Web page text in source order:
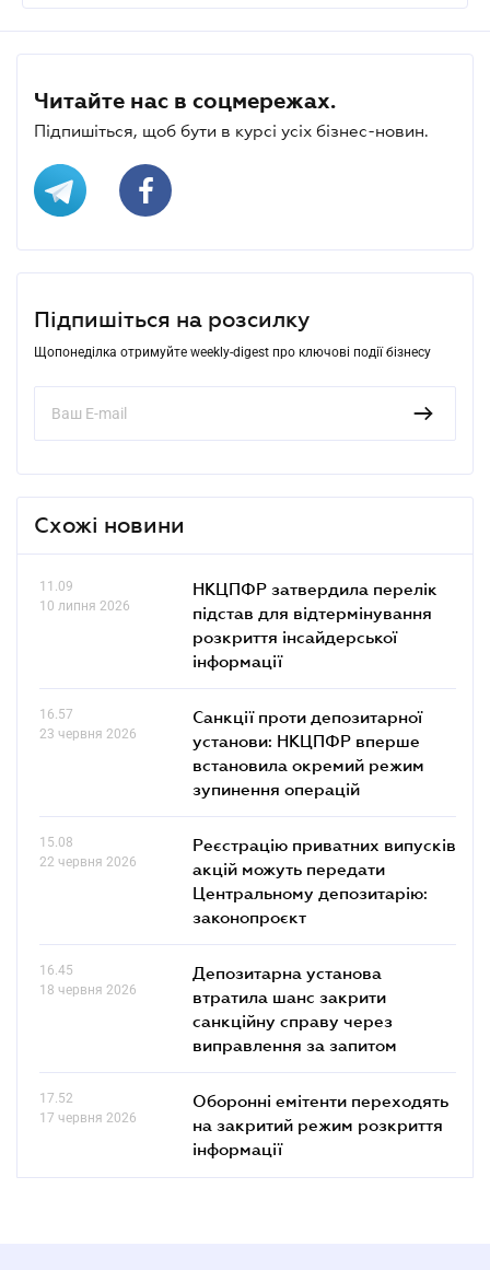
Читайте нас в соцмережах.
Підпишіться, щоб бути в курсі усіх бізнес-новин.
Підпишіться на розсилку
Щопонеділка отримуйте weekly-digest про ключові події бізнесу
Схожі новини
11.09
10 липня 2026
НКЦПФР затвердила перелік
підстав для відтермінування
розкриття інсайдерської
інформації
16.57
23 червня 2026
Санкції проти депозитарної
установи: НКЦПФР вперше
встановила окремий режим
зупинення операцій
15.08
22 червня 2026
Реєстрацію приватних випусків
акцій можуть передати
Центральному депозитарію:
законопроєкт
16.45
18 червня 2026
Депозитарна установа
втратила шанс закрити
санкційну справу через
виправлення за запитом
17.52
17 червня 2026
Оборонні емітенти переходять
на закритий режим розкриття
інформації